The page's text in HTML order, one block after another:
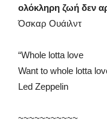
ολόκληρη ζωή δεν
Όσκαρ Ουάιλντ
“Whole lotta love
Want to whole lotta
Led Zeppelin
~~~~~~~~~~~